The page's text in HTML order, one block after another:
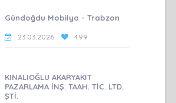
Gündoğdu Mobilya - Trabzon
23.03.2026 499
KINALIOĞLU AKARYAKIT
PAZARLAMA İNŞ. TAAH. TİC. LTD.
ŞTİ.